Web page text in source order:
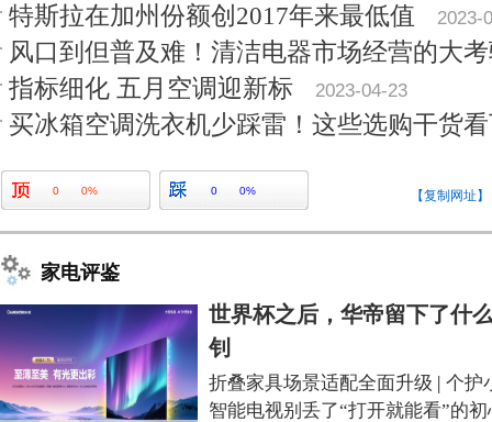
特斯拉在加州份额创2017年来最低值 2023-
风口到但普及难！清洁电器市场经营的大
指标细化 五月空调迎新标
2023-04-23
买冰箱空调洗衣机少踩雷！这些选购干货
0 0% 0 0% 【复制网址】
家电评鉴
世界杯之后，华帝留下了什
钊
折叠家具场景适配全面升级 | 个护
智能电视别丢了“打开就能看”的初